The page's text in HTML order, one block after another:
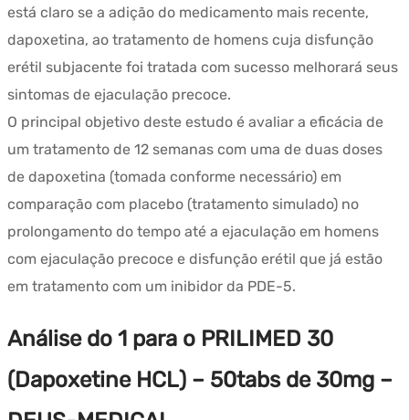
está claro se a adição do medicamento mais recente,
dapoxetina, ao tratamento de homens cuja disfunção
erétil subjacente foi tratada com sucesso melhorará seus
sintomas de ejaculação precoce.
O principal objetivo deste estudo é avaliar a eficácia de
um tratamento de 12 semanas com uma de duas doses
de dapoxetina (tomada conforme necessário) em
comparação com placebo (tratamento simulado) no
prolongamento do tempo até a ejaculação em homens
com ejaculação precoce e disfunção erétil que já estão
em tratamento com um inibidor da PDE-5.
Análise do 1 para o PRILIMED 30
(Dapoxetine HCL) – 50tabs de 30mg –